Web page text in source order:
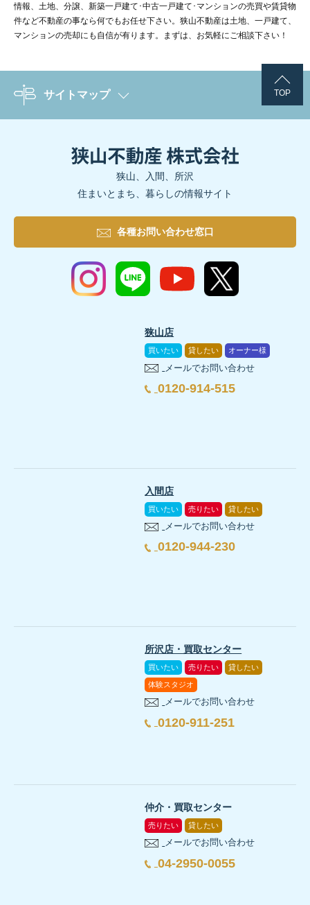
情報、土地、分譲、新築一戸建て･中古一戸建て･マンションの売買や賃貸物
件など不動産の事なら何でもお任せ下さい。狭山不動産は土地、一戸建て、
マンションの売却にも自信が有ります。まずは、お気軽にご相談下さい！
TOP
サイトマップ
狭山、入間、所沢
住まいとまち、暮らしの情報サイト
各種お問い合わせ窓口
狭山店
買いたい 貸したい オーナー様
メールでお問い合わせ
0120-914-515
入間店
買いたい 売りたい 貸したい
メールでお問い合わせ
0120-944-230
所沢店・買取センター
買いたい 売りたい 貸したい
体験スタジオ
メールでお問い合わせ
0120-911-251
仲介・買取センター
売りたい 貸したい
メールでお問い合わせ
04-2950-0055